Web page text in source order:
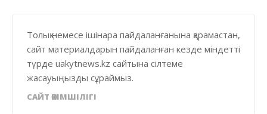
Толық немесе ішінара пайдаланғанына қарамастан,
сайт материалдарын пайдаланған кезде міндетті
түрде uakytnews.kz сайтына сілтеме
жасауыңызды сұраймыз.
САЙТ ӘКІМШІЛІГІ